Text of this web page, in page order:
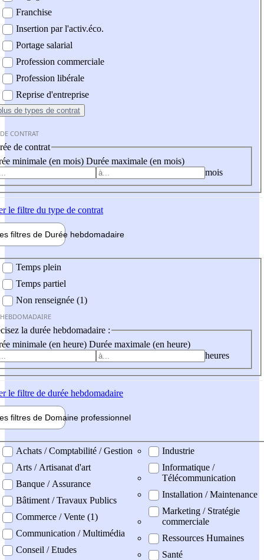
Franchise
Insertion par l'activ.éco.
Portage salarial
Profession commerciale
Profession libérale
Reprise d'entreprise
de types de contrat
CONTRAT
de contrat
minimale (en mois) Durée maximale (en mois)
mois
le filtre du type de contrat
filtres de Durée hebdomadaire
Temps plein
Temps partiel
Non renseignée (1)
la durée hebdomadaire :
minimale (en heure) Durée maximale (en heure)
heures
le filtre de durée hebdomadaire
filtres de Domaine professionnel
professionel
Achats / Comptabilité / Gestion
Arts / Artisanat d'art
Banque / Assurance
Bâtiment / Travaux Publics
Commerce / Vente (1)
Communication / Multimédia
Conseil / Etudes
Industrie
Informatique /
Télécommunication
Installation / Maintenance
Marketing / Stratégie
commerciale
Ressources Humaines
Santé